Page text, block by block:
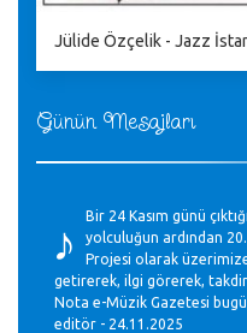
Günün Mesajları
♪
Bir 24 Kasım günü
yolculuğun ardından 20.
Projesi olarak
getirerek, ilgi görerek,
Nota e-Müzik Gazetesi
editör - 24.11.2025
Jülide Özçelik - Jazz